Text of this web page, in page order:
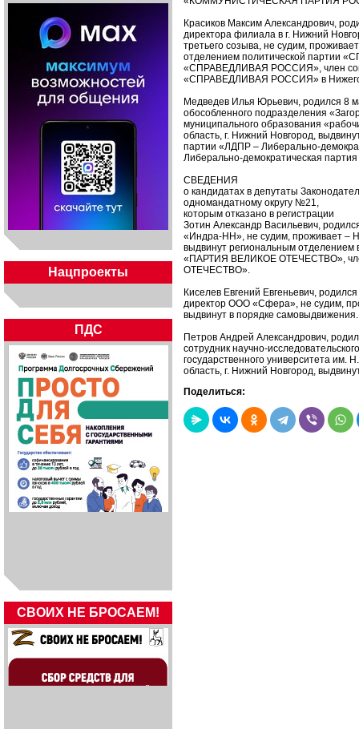
Нацпроекты
ПДС
СВОИХ НЕ БРОСАЕМ!
Красиков Максим Александрович,
директора филиала в г. Нижний
третьего созыва, не судим,
отделением политической партии
«СПРАВЕДЛИВАЯ РОССИЯ», член
«СПРАВЕДЛИВАЯ РОССИЯ» в
Медведев Илья Юрьевич, родился 8
обособленного подразделения
муниципального образования
область, г. Нижний Новгород,
партии «ЛДПР – Либерально-
Либерально-демократическая
СВЕДЕНИЯ
о кандидатах в депутаты
одномандатному округу №21,
которым отказано в регистрации
Зотин Александр Васильевич,
«Индра-НН», не судим, проживает –
выдвинут региональным отделением
«ПАРТИЯ ВЕЛИКОЕ ОТЕЧЕСТВО»,
ОТЕЧЕСТВО».
Киселев Евгений Евгеньевич,
директор ООО «Сфера», не судим,
выдвинут в порядке самовыдвижения.
Петров Андрей Александрович,
сотрудник научно-
государственного университета им.
область, г. Нижний Новгород,
Поделиться: